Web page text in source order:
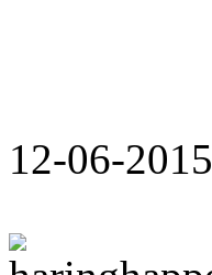
12-06-2015